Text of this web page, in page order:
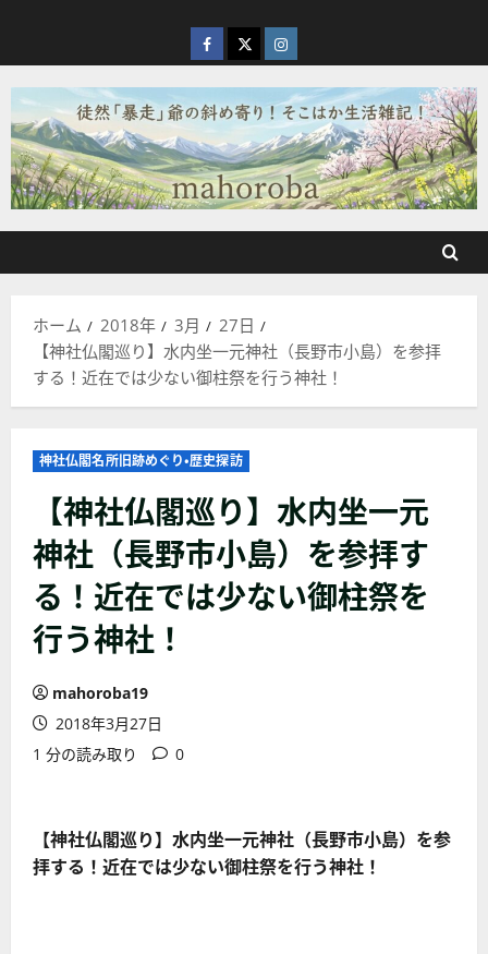
を
ス
キ
ッ
プ
facebook
X Instagram
ホーム 2018年 3月
27日
【神社仏閣巡り】水内坐一元神社（長野市小島）を参拝
する！近在では少ない御柱祭を行う神社！
神社仏閣名所旧跡めぐり・歴史探訪
【神社仏閣巡り】水内坐一元
神社（長野市小島）を参拝す
る！近在では少ない御柱祭を
行う神社！
mahoroba19
2018年3月27日
1 分の読み取り
0
【神社仏閣巡り】水内坐一元神社（長野市小島）を参
拝する！近在では少ない御柱祭を行う神社！